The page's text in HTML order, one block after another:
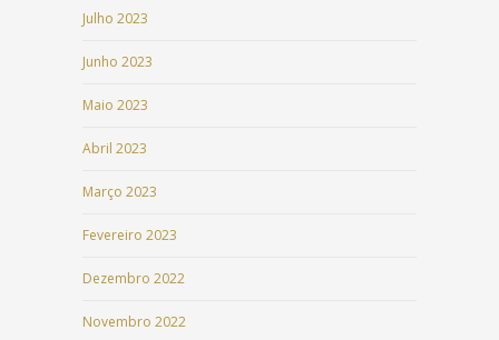
Julho 2023
Junho 2023
Maio 2023
Abril 2023
Março 2023
Fevereiro 2023
Dezembro 2022
Novembro 2022